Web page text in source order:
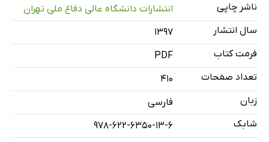
بخش دوم: استراتژی دفاعی در امنیت پایدار جهانی
فصل اول: کلیاتی دربارۀ‌ استراتژی
فصل دوم: استراتژی دفاعی از نگاه امام خمینی
فصل سوم: استراتژی دفاعی از نگاه مقام معظم رهبری
بر اساس نظریه‌های موجود
فصل اول: تئوری جهانی‌سازی
ناشر چاپی
انتشارات دانشگاه عالی دفاع ملی تهران
سال انتشار
۱۳۹۷
فرمت کتاب
PDF
تعداد صفحات
410
زبان
فارسی
شابک
978-622-6350-13-6